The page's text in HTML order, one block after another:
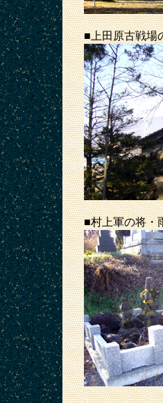
■上田原古戦場
■村上軍の将・